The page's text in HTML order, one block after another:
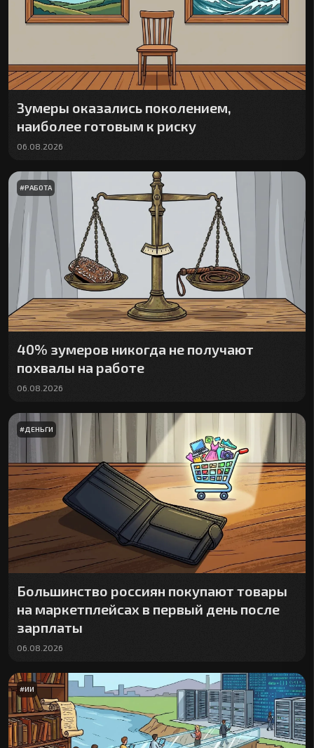
Зумеры оказались поколением,
наиболее готовым к риску
06.08.2026
#РАБОТА
40% зумеров никогда не получают
похвалы на работе
06.08.2026
#ДЕНЬГИ
Большинство россиян покупают товары
на маркетплейсах в первый день после
зарплаты
06.08.2026
#ИИ